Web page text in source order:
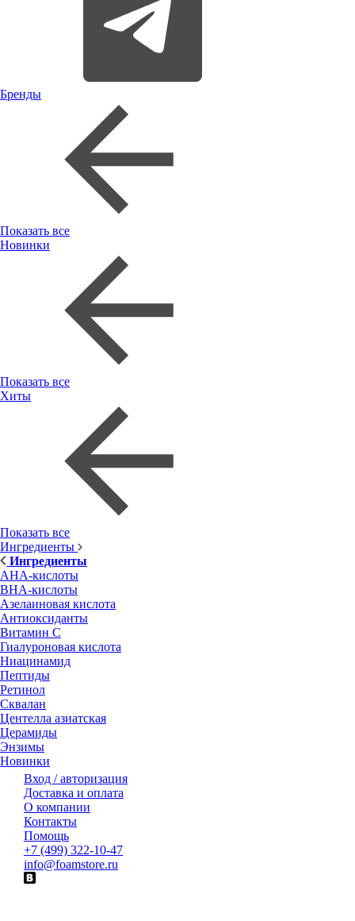
Бренды
Показать все
Новинки
Показать все
Хиты
Показать все
Ингредиенты
Ингредиенты
AHA-кислоты
BHA-кислоты
Азелаиновая кислота
Антиоксиданты
Витамин С
Гиалуроновая кислота
Ниацинамид
Пептиды
Ретинол
Сквалан
Центелла азиатская
Церамиды
Энзимы
Новинки
Вход / авторизация
Доставка и оплата
О компании
Контакты
Помощь
+7 (499) 322-10-47
info@foamstore.ru